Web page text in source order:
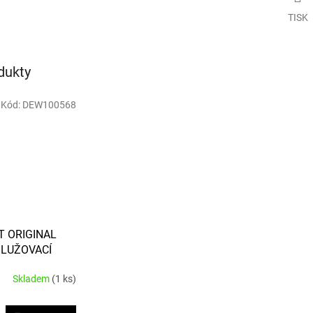
TISK
ORIGINAL
Skladem (1 ks)
Kód: DEW100568